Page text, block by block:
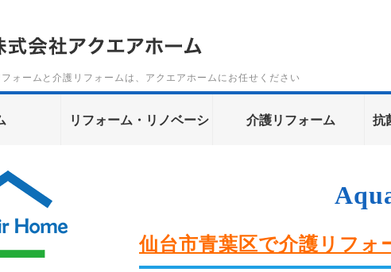
仙台・宮城の各種リフォ
ォームと介護リフォームは、アクエアホームにお任せください
リフォーム・リノベーシ 介護リフォーム 抗
仙台市青葉区で介護リフォ